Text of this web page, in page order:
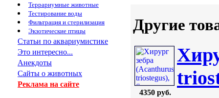
Террариумные животные
Тестирование воды
Фильтрация и стерилизация
Экзотические птицы
Статьи по аквариумистике
Это интересно...
Анекдоты
Сайты о животных
Реклама на сайте
Другие
4350 руб.